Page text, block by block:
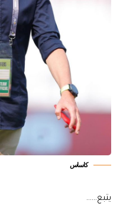
كاساس
يتبع……